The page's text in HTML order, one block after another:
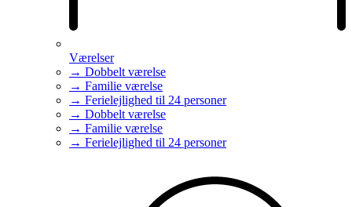
Værelser
→ Dobbelt værelse
→ Familie værelse
→ Ferielejlighed til 24 personer
→ Dobbelt værelse
→ Familie værelse
→ Ferielejlighed til 24 personer